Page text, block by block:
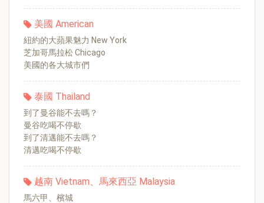
美國 American
紐約的大蘋果魅力 New York
芝加哥馬拉松 Chicago
美國的各大城市們
泰國 Thailand
到了曼谷能不去嗎？
曼谷吃喝不停歇
到了清邁能不去嗎？
清邁吃喝不停歇
越南 Vietnam、馬來西亞 Malaysia
馬六甲、檳城